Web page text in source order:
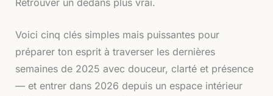
Voici cinq clés simples mais puissantes pour
préparer ton esprit à traverser les dernières
semaines de 2025 avec douceur, clarté et présence
— et entrer dans 2026 depuis un espace intérieur